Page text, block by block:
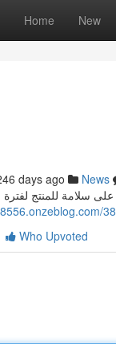
Home New
days ago News
سلامة للمنتج
Who Upvoted